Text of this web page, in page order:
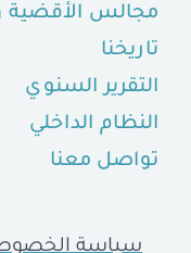
مجالس الأقضية
تاريخنا
التقرير السنوي
النظام الداخلي
تواصل معنا
سياسة